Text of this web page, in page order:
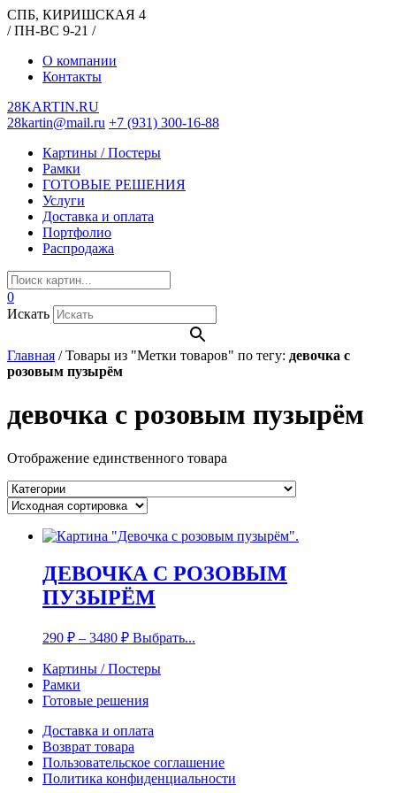
СПБ, КИРИШСКАЯ 4
/ ПН-ВС 9-21 /
О компании
Контакты
28KARTIN.RU
28kartin@mail.ru +7 (931) 300-16-88
Картины / Постеры
Рамки
ГОТОВЫЕ РЕШЕНИЯ
Услуги
Доставка и оплата
Портфолио
Распродажа
0
Искать
Главная /Товары из "Метки товаров" по тегу: девочка с
розовым пузырём
девочка с розовым пузырём
Отображение единственного товара
ДЕВОЧКА С РОЗОВЫМ
ПУЗЫРЁМ
290 ₽ – 3480 ₽ Выбрать...
Картины / Постеры
Рамки
Готовые решения
Доставка и оплата
Возврат товара
Пользовательское соглашение
Политика конфиденциальности